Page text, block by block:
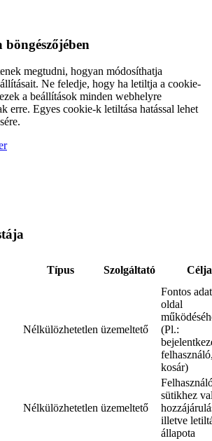
megtudni, hogyan módosíthatja
Ne feledje, hogy ha letiltja a cookie-
a beállítások minden webhelyre
erre. Egyes cookie-k letiltása hatással lehet
Típus Szolgáltató Célja
Nélkülözhetetlen üzemeltető
Fontos
oldal
(Pl.:
kosár)
Nélkülözhetetlen üzemeltető
sütikhez
illetve
állapota